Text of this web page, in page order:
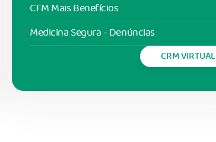
CFM Mais Benefícios
Medicina Segura - Denúncias
CRM VIRTUAL